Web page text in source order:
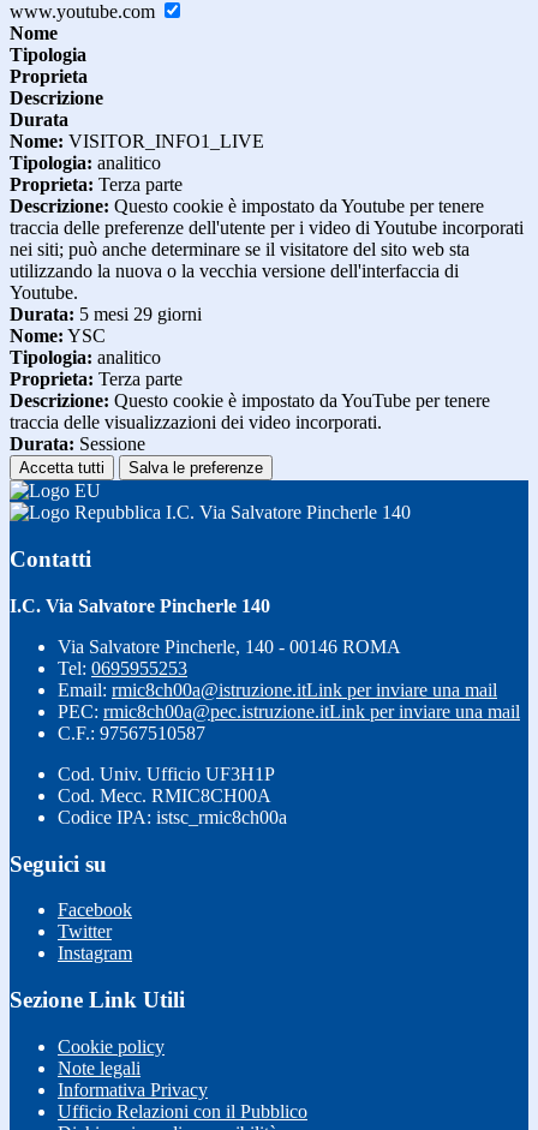
www.youtube.com
Nome
Tipologia
Proprieta
Descrizione
Durata
Nome: VISITOR_INFO1_LIVE
Tipologia: analitico
Proprieta: Terza parte
Descrizione: Questo cookie è impostato da Youtube per tenere
traccia delle preferenze dell'utente per i video di Youtube incorporati
nei siti; può anche determinare se il visitatore del sito web sta
utilizzando la nuova o la vecchia versione dell'interfaccia di
Youtube.
Durata: 5 mesi 29 giorni
Nome: YSC
Tipologia: analitico
Proprieta: Terza parte
Descrizione: Questo cookie è impostato da YouTube per tenere
traccia delle visualizzazioni dei video incorporati.
Durata: Sessione
Accetta tutti Salva le preferenze
I.C. Via Salvatore Pincherle 140
Contatti
I.C. Via Salvatore Pincherle 140
Via Salvatore Pincherle, 140 - 00146 ROMA
Tel: 0695955253
Email: rmic8ch00a@istruzione.itLink per inviare una mail
PEC: rmic8ch00a@pec.istruzione.itLink per inviare una mail
C.F.: 97567510587
Cod. Univ. Ufficio UF3H1P
Cod. Mecc. RMIC8CH00A
Codice IPA: istsc_rmic8ch00a
Seguici su
Facebook
Twitter
Instagram
Sezione Link Utili
Cookie policy
Note legali
Informativa Privacy
Ufficio Relazioni con il Pubblico